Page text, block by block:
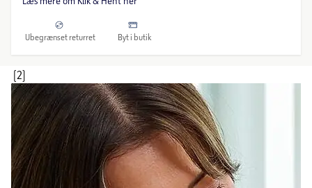
Ubegrænset returret Byt i butik
(2)